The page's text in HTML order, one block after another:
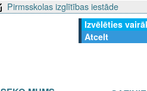
Pirmsskolas izglītības iestāde
Izvēlēties
Atcelt